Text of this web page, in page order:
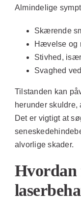
Almindelige
Skærende
Hævelse og
Stivhed,
Svaghed
Tilstanden kan
herunder
Det er vigtigt at
alvorlige skader.
Hvordan